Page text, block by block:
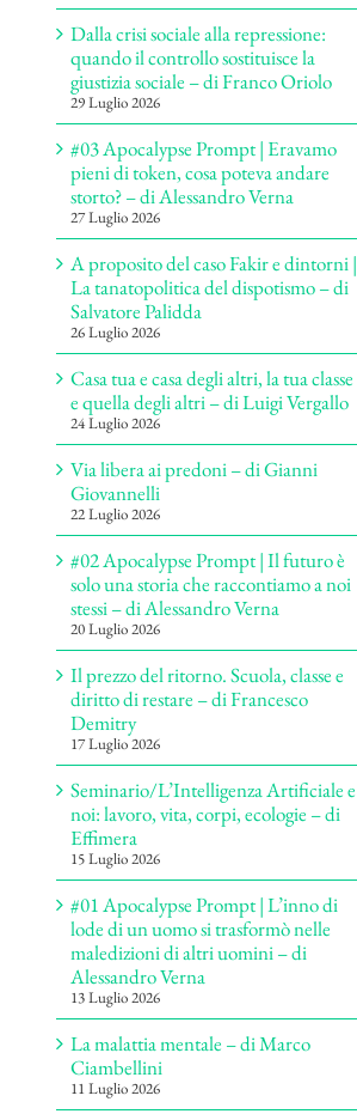
Dalla crisi sociale alla repressione:
quando il controllo sostituisce la
giustizia sociale – di Franco Oriolo
29 Luglio 2026
#03 Apocalypse Prompt | Eravamo
pieni di token, cosa poteva andare
storto? – di Alessandro Verna
27 Luglio 2026
A proposito del caso Fakir e dintorni |
La tanatopolitica del dispotismo – di
Salvatore Palidda
26 Luglio 2026
Casa tua e casa degli altri, la tua classe
e quella degli altri – di Luigi Vergallo
24 Luglio 2026
Via libera ai predoni – di Gianni
Giovannelli
22 Luglio 2026
#02 Apocalypse Prompt | Il futuro è
solo una storia che raccontiamo a noi
stessi – di Alessandro Verna
20 Luglio 2026
Il prezzo del ritorno. Scuola, classe e
diritto di restare – di Francesco
Demitry
17 Luglio 2026
Seminario/L’Intelligenza Artificiale e
noi: lavoro, vita, corpi, ecologie – di
Effimera
15 Luglio 2026
#01 Apocalypse Prompt | L’inno di
lode di un uomo si trasformò nelle
maledizioni di altri uomini – di
Alessandro Verna
13 Luglio 2026
La malattia mentale – di Marco
Ciambellini
11 Luglio 2026